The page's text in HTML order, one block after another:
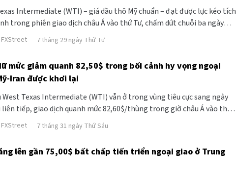
Intermediate (WTI) – giá dầu thô Mỹ chuẩn – đạt được lực kéo tích
trong phiên giao dịch châu Á vào thứ Tư, chấm dứt chuỗi ba ngày
tiếp xuống mức thấp nhất trong hơn hai tuần đã chạm tới vào ngày
FXStreet 7 tháng 29 ngày Thứ Tư
mức giảm quanh 82,50$ trong bối cảnh hy vọng ngoại
Iran được khơi lại
West Texas Intermediate (WTI) vẫn ở trong vùng tiêu cực sang ngày
tiếp, giao dịch quanh mức 82,60$/thùng trong giờ châu Á vào thứ
dầu thô đã mất đà sau khi hy vọng về một giải pháp ngoại giao cho
đột Mỹ-Iran được khơi lại.
FXStreet 7 tháng 31 ngày Thứ Sáu
lên gần 75,00$ bất chấp tiến triển ngoại giao ở Trung